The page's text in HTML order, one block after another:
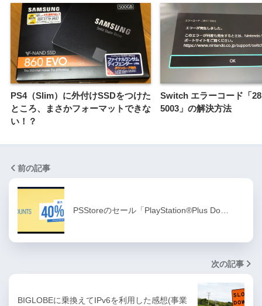
PS4（Slim）に外付けSSDをつけた
ところ、まさかフォーマットできな
い！？
Switch エラーコード「
5003」の解決方法
前の記事
PSStoreのセール「PlayStation®Plus Do…
次の記事
BIGLOBEに乗換えてIPv6を利用した感想(事業